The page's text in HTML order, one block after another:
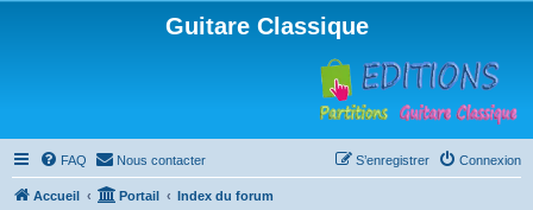
Guitare Classique
FAQ Nous contacter Connexion
S’enregistrer
Accueil Portail Index du forum